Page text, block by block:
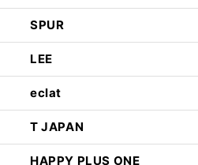
SPUR
LEE
eclat
T JAPAN
HAPPY PLUS ONE